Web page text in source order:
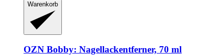
Warenkorb
OZN Bobby: Nagellackentferner, 70 ml